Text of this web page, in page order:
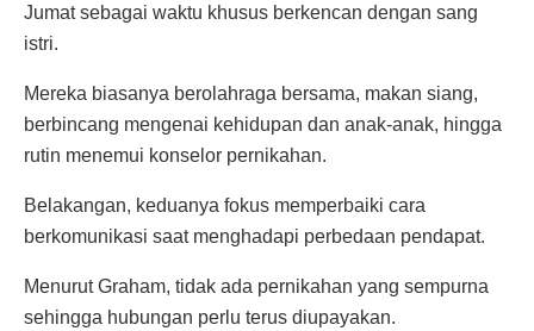
Jumat sebagai waktu khusus berkencan dengan sang
istri.
Mereka biasanya berolahraga bersama, makan siang,
berbincang mengenai kehidupan dan anak-anak, hingga
rutin menemui konselor pernikahan.
Belakangan, keduanya fokus memperbaiki cara
berkomunikasi saat menghadapi perbedaan pendapat.
Menurut Graham, tidak ada pernikahan yang sempurna
sehingga hubungan perlu terus diupayakan.